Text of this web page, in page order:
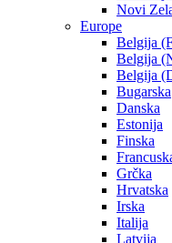
Novi
Europe
Belgija
Belgija
Belgija
Bugarska
Danska
Estonija
Finska
Grčka
Hrvatska
Irska
Italija
Latvija